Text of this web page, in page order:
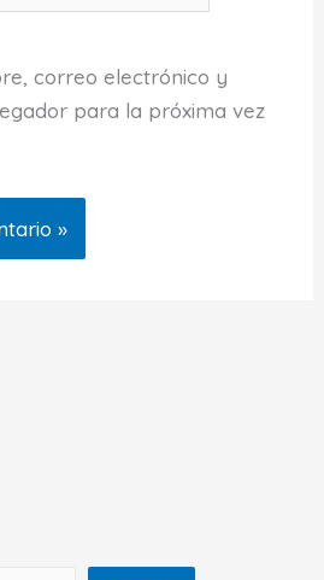
correo electrónico y
para la próxima vez